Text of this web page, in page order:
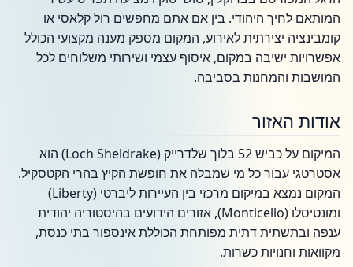
המותאם לחיך היהודי. בין אם אתם מחפשים רול קלאסי או
קומבינציה יצירתית לאירוע, המקום מספק מענה מקצועי הכולל
אפשרויות ישיבה במקום, איסוף עצמי ושירותי משלוחים לכל
המושבות והמחנות בסביבה.
אודות האזור
המיקום על כביש 52 בלוך שלדרייק (Loch Sheldrake) הוא
אסטרטגי עבור כל מי שמבלה את חופשת הקיץ בהרי הקטסקיל.
המקום נמצא במיקום מרכזי בין העיירות ליברטי (Liberty)
ומונטיסלו (Monticello), אזורים הידועים בהיסטוריה יהודית
ענפה ובתשתית דתית מפותחת הכוללת אינספור בתי כנסת,
מקוואות וחנויות כשרות.